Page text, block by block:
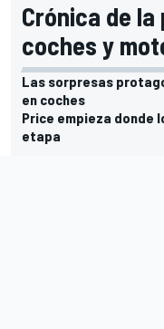
Crónica de
coches y
Las sorpresas
en coches
Price empieza donde
etapa